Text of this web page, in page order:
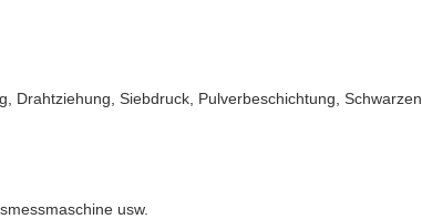
Drahtziehung, Siebdruck, Pulverbeschichtung, Schwarzen,
usw.